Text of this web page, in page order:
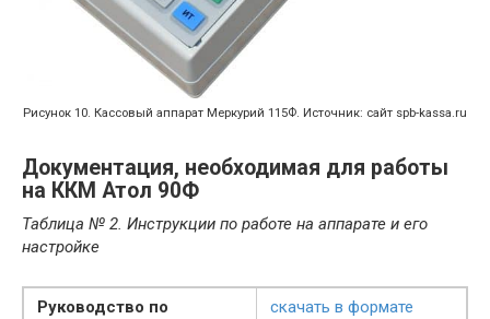
Рисунок 10. Кассовый аппарат Меркурий 115Ф. Источник: сайт spb-kassa.ru
Документация, необходимая для работы
на ККМ Атол 90Ф
Таблица № 2. Инструкции по работе на аппарате и его
настройке
Руководство по
скачать в формате